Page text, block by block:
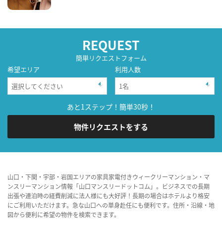
REQUEST
簡単リクエストフォーム
希望エリア
利用人数
あと1ステップ！簡単30秒！
物件リクエストをする
山口・下関・宇部・岩国エリアの家具家電付きウィークリーマンション・マ
ンスリーマンション情報「山口マンスリードットコム」。ビジネスでの長期
出張や連泊時の経費削減に法人様にも大好評！長期の場合はホテルより格安
にご利用いただけます。急な山口への単身赴任にも便利です。住所・沿線・地
図から便利に希望の物件を検索できます。